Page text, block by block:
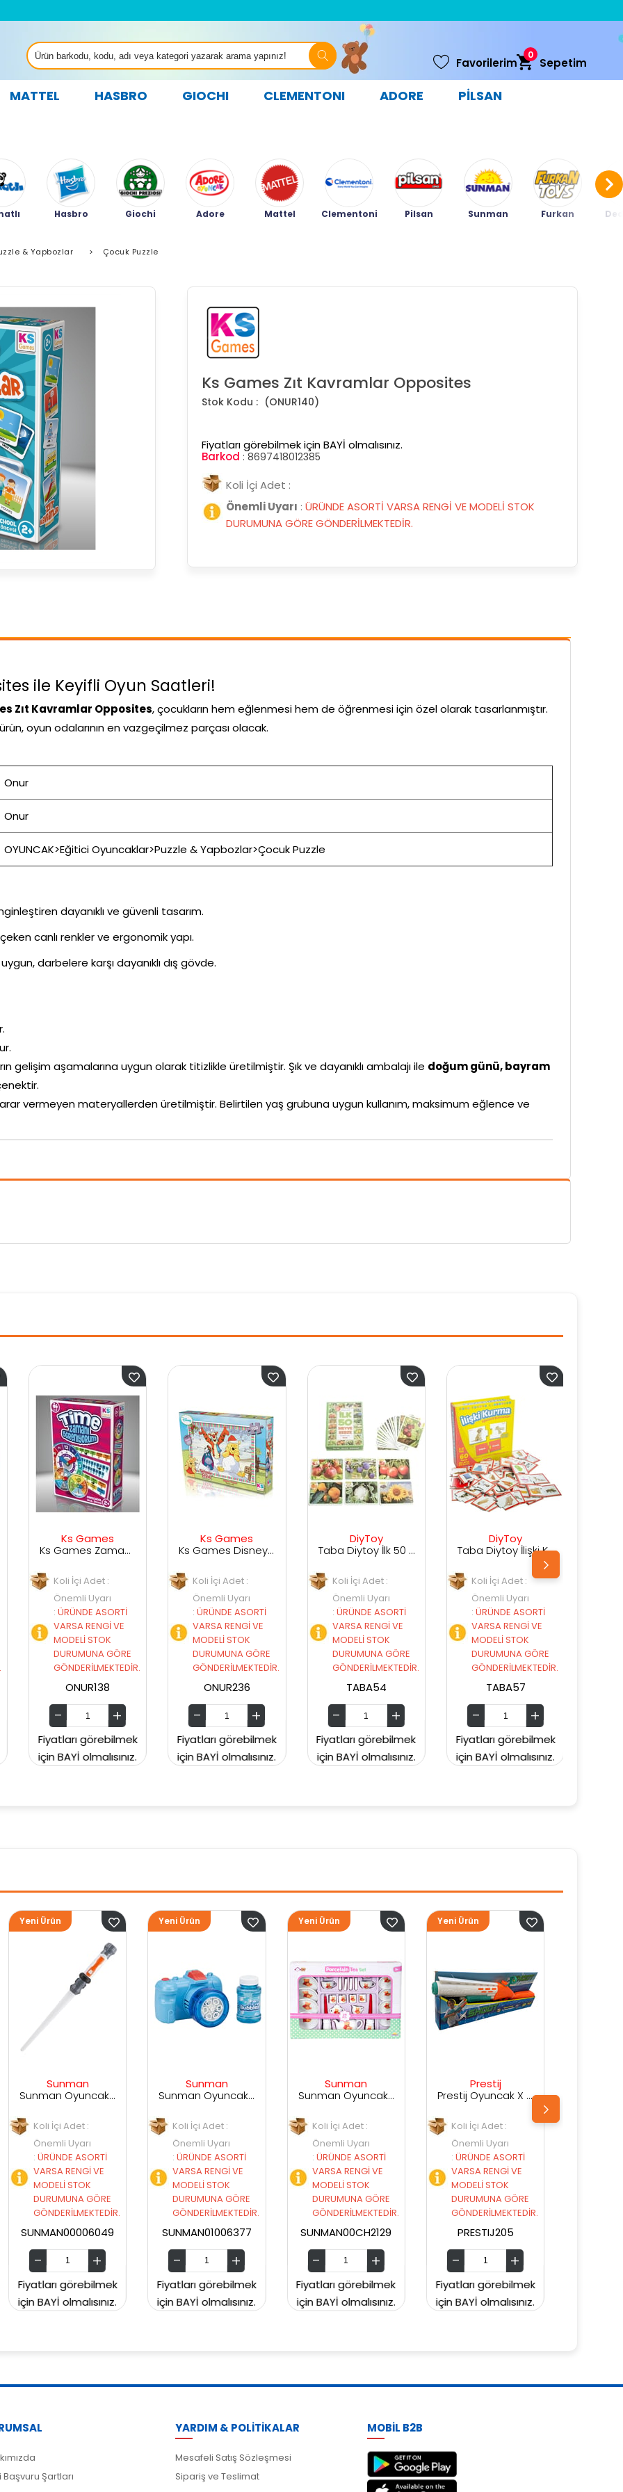
Sepetim
0
MATTEL HASBRO GIOCHI CLEMENTONI ADORE
PİLSAN
Favorilerim
Hasbro Giochi Adore Mattel Clementoni Pilsan Sunman Furkan
& Yapbozlar > Çocuk Puzzle
Ks Games Zıt Kavramlar Opposites
(ONUR140)
Fiyatları görebilmek için BAYİ olmalısınız.
Barkod : 8697418012385
Koli İçi Adet :
Önemli Uyarı : ÜRÜNDE ASORTİ VARSA RENGİ VE MODELİ STOK
DURUMUNA GÖRE GÖNDERİLMEKTEDİR.
ile Keyifli Oyun Saatleri!
Zıt Kavramlar Opposites, çocukların hem eğlenmesi hem de öğrenmesi için özel olarak tasarlanmıştır.
oyun odalarının en vazgeçilmez parçası olacak.
Onur
Onur
OYUNCAK>Eğitici Oyuncaklar>Puzzle & Yapbozlar>Çocuk Puzzle
dayanıklı ve güvenli tasarım.
canlı renkler ve ergonomik yapı.
darbelere karşı dayanıklı dış gövde.
gelişim aşamalarına uygun olarak titizlikle üretilmiştir. Şık ve dayanıklı ambalajı ile doğum günü, bayram
vermeyen materyallerden üretilmiştir. Belirtilen yaş grubuna uygun kullanım, maksimum eğlence ve
:
VE
GÖRE
Ks Games
Ks Games Disney Winnie The Pooh - Puzzle (Yapboz) 100 Parça
Koli İçi Adet :
Önemli Uyarı
:ÜRÜNDE ASORTİ
VARSA RENGİ VE
MODELİ STOK
DURUMUNA GÖRE
GÖNDERİLMEKTEDİR.
Fiyatları görebilmek
için BAYİ olmalısınız.
Taba Diytoy İlk 50 Meyve-Sebze Kartları
Koli İçi Adet :
Önemli Uyarı
:ÜRÜNDE ASORTİ
VARSA RENGİ VE
MODELİ STOK
DURUMUNA GÖRE
GÖNDERİLMEKTEDİR.
Fiyatları görebilmek
için BAYİ olmalısınız.
Taba Diytoy İlişki Kurma Eğlenceli Bulmacalar
Koli İçi Adet :
Önemli Uyarı
:ÜRÜNDE ASORTİ
VARSA RENGİ VE
MODELİ STOK
DURUMUNA GÖRE
GÖNDERİLMEKTEDİR.
Fiyatları görebilmek
için BAYİ olmalısınız.
Koli İçi Adet :
Önemli Uyarı
:ÜRÜNDE ASORTİ
VARSA RENGİ VE
MODELİ STOK
DURUMUNA GÖRE
GÖNDERİLMEKTEDİR.
Fiyatları görebilmek
için BAYİ olmalısınız.
Sunman
Koli İçi Adet :
Önemli Uyarı
:ÜRÜNDE ASORTİ
VARSA RENGİ VE
MODELİ STOK
DURUMUNA GÖRE
GÖNDERİLMEKTEDİR.
SUNMAN01006377
Yeni Ürün
Fiyatları görebilmek
için BAYİ olmalısınız.
Sunman
Koli İçi Adet :
Önemli Uyarı
:ÜRÜNDE ASORTİ
VARSA RENGİ VE
MODELİ STOK
DURUMUNA GÖRE
GÖNDERİLMEKTEDİR.
SUNMAN00CH2129
Yeni Ürün
Fiyatları görebilmek
için BAYİ olmalısınız.
Prestij
Koli İçi Adet :
Önemli Uyarı
:ÜRÜNDE ASORTİ
VARSA RENGİ VE
MODELİ STOK
DURUMUNA GÖRE
GÖNDERİLMEKTEDİR.
PRESTIJ205
Yeni Ürün
Fiyatları görebilmek
için BAYİ olmalısınız.
Prestij Oyuncak Kutulu Su Silahı
Koli İçi Adet :
Önemli Uyarı
:ÜRÜNDE ASORTİ
VARSA RENGİ VE
MODELİ STOK
DURUMUNA GÖRE
GÖNDERİLMEKTEDİR.
PRESTIJ203
Yeni Ürün
Fiyatları görebilmek
için BAYİ olmalısınız.
Başvuru Şartları
YARDIM & POLİTİKALAR
Mesafeli Satış Sözleşmesi
Sipariş ve Teslimat
MOBİL B2B